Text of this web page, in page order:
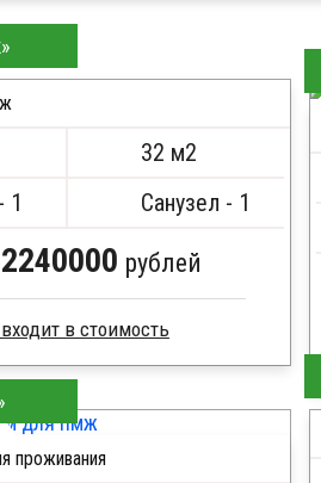
32 м2
1
Санузел - 1
2240000 рублей
50х200 мм
гвозди
проживания